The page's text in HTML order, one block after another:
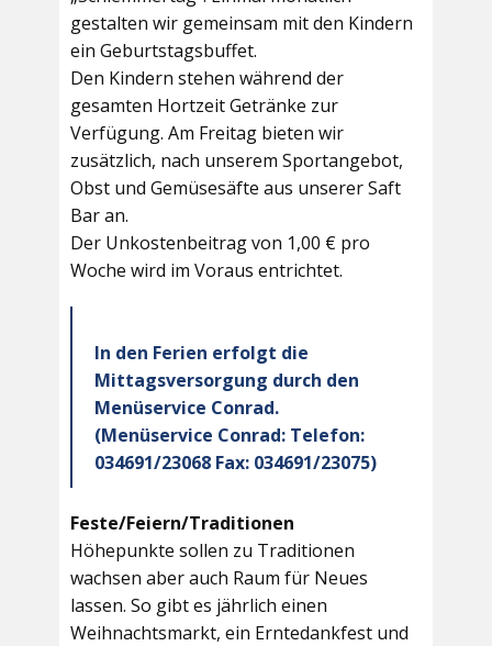
gestalten wir gemeinsam mit den Kindern
ein Geburtstagsbuffet.
Den Kindern stehen während der
gesamten Hortzeit Getränke zur
Verfügung. Am Freitag bieten wir
zusätzlich, nach unserem Sportangebot,
Obst und Gemüsesäfte aus unserer Saft
Bar an.
Der Unkostenbeitrag von 1,00 € pro
Woche wird im Voraus entrichtet.
In den Ferien erfolgt die
Mittagsversorgung durch den
Menüservice Conrad.
(Menüservice Conrad: Telefon:
034691/23068 Fax: 034691/23075)
Feste/Feiern/Traditionen
Höhepunkte sollen zu Traditionen
wachsen aber auch Raum für Neues
lassen. So gibt es jährlich einen
Weihnachtsmarkt, ein Erntedankfest und